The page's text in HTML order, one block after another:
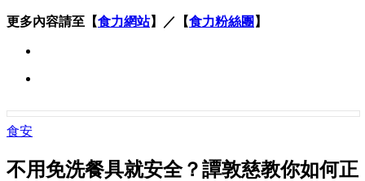
更多內容請至【食力網站】／【食力粉絲團 】
食安
不用免洗餐具就安全？譚敦慈教你如何正